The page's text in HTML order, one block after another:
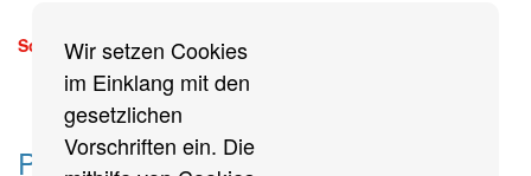
Wir setzen Cookies
im Einklang mit den
gesetzlichen
Vorschriften ein. Die
Sonntag, 13. September 2026
Partner des Breitensports